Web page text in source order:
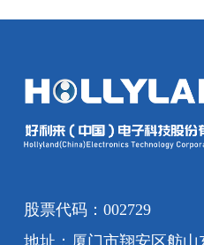
股票代码：002729
地址：厦门市翔安区舫山